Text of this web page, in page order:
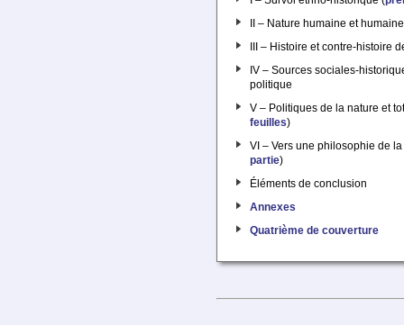
II – Nature humaine et
III – Histoire et contre-histoire
IV – Sources sociales-
politique
V – Politiques de la nature et
feuilles)
VI – Vers une philosophie de
partie)
Éléments de conclusion
Annexes
Quatrième de couverture